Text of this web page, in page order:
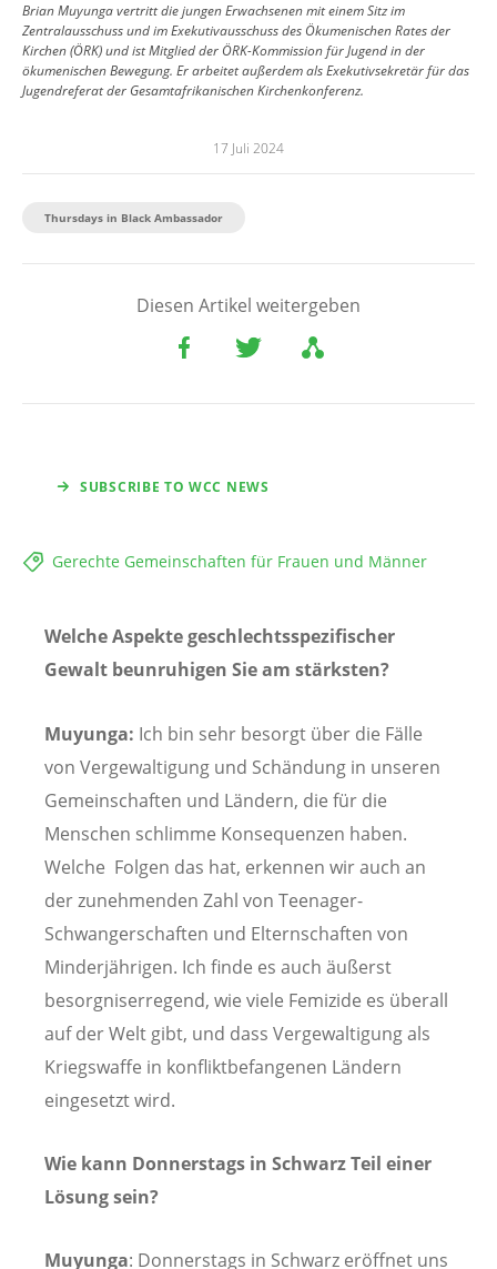
Brian Muyunga vertritt die jungen Erwachsenen mit einem Sitz im
Zentralausschuss und im Exekutivausschuss des Ökumenischen Rates der
Kirchen (ÖRK) und ist Mitglied der ÖRK-Kommission für Jugend in der
ökumenischen Bewegung. Er arbeitet außerdem als Exekutivsekretär für das
Jugendreferat der Gesamtafrikanischen Kirchenkonferenz.
17 Juli 2024
Thursdays in Black Ambassador
Diesen Artikel weitergeben
SUBSCRIBE TO WCC NEWS
Gerechte Gemeinschaften für Frauen und Männer
Welche Aspekte geschlechtsspezifischer
Gewalt beunruhigen Sie am stärksten?
Muyunga: Ich bin sehr besorgt über die Fälle
von Vergewaltigung und Schändung in unseren
Gemeinschaften und Ländern, die für die
Menschen schlimme Konsequenzen haben.
Welche Folgen das hat, erkennen wir auch an
der zunehmenden Zahl von Teenager-
Schwangerschaften und Elternschaften von
Minderjährigen. Ich finde es auch äußerst
besorgniserregend, wie viele Femizide es überall
auf der Welt gibt, und dass Vergewaltigung als
Kriegswaffe in konfliktbefangenen Ländern
eingesetzt wird.
Wie kann Donnerstags in Schwarz Teil einer
Lösung sein?
Muyunga: Donnerstags in Schwarz eröffnet uns